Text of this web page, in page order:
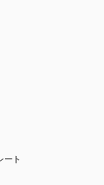
ート